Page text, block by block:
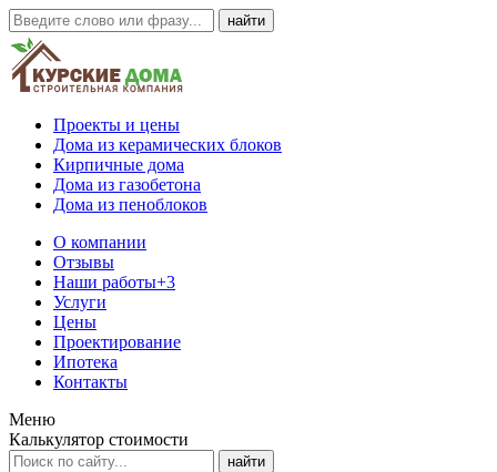
Проекты и цены
Дома из керамических блоков
Кирпичные дома
Дома из газобетона
Дома из пеноблоков
О компании
Отзывы
Наши работы+3
Услуги
Цены
Проектирование
Ипотека
Контакты
Меню
Калькулятор стоимости